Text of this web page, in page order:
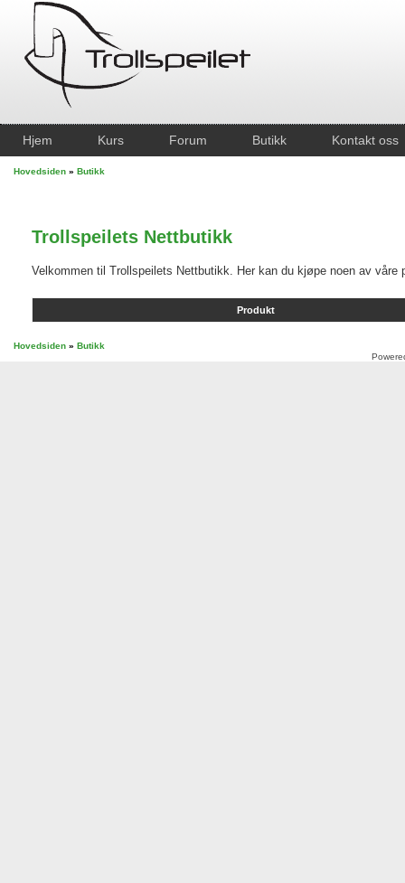
Hjem Kurs Forum Butikk Kontakt oss
Hovedsiden » Butikk
Trollspeilets Nettbutikk
Velkommen til Trollspeilets Nettbutikk. Her kan du kjøpe noen av våre
Produkt
Hovedsiden » Butikk